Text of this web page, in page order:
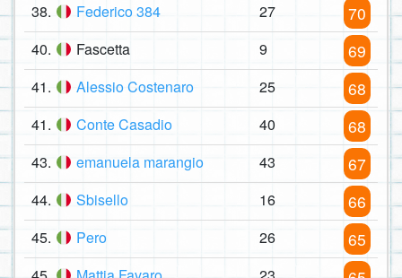
38. Federico 384 27 70
40. Fascetta 9 69
41. Alessio Costenaro 25 68
41. Conte Casadio 40 68
43. emanuela marangio 43 67
44. Sbisello 16 66
45. Pero 26 65